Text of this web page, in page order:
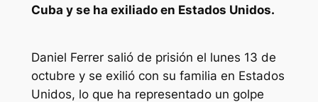
Cuba y se ha exiliado en Estados Unidos.
Daniel Ferrer salió de prisión el lunes 13 de
octubre y se exilió con su familia en Estados
Unidos, lo que ha representado un golpe